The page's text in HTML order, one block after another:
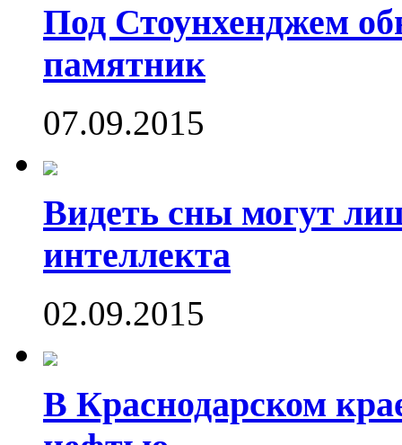
Под Стоунхенджем
памятник
07.09.2015
Видеть сны могут
интеллекта
02.09.2015
В Краснодарском